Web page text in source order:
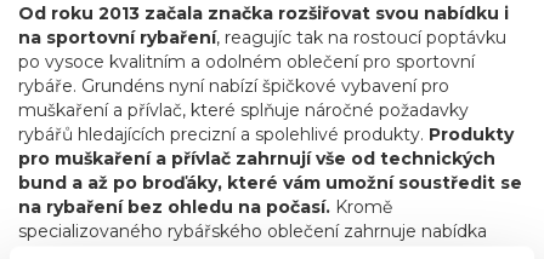
Od roku 2013 začala značka rozšiřovat svou nabídku i
na sportovní rybaření, reagujíc tak na rostoucí poptávku
po vysoce kvalitním a odolném oblečení pro sportovní
rybáře. Grundéns nyní nabízí špičkové vybavení pro
muškaření a přívlač, které splňuje náročné požadavky
rybářů hledajících precizní a spolehlivé produkty. Produkty
pro muškaření a přívlač zahrnují vše od technických
bund a až po broďáky, které vám umožní soustředit se
na rybaření bez ohledu na počasí. Kromě
specializovaného rybářského oblečení zahrnuje nabídka